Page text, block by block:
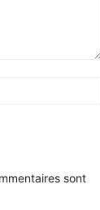
sont